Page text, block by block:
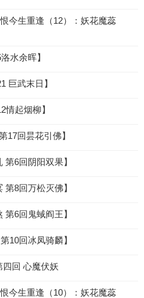
今生重逢（12）：妖花魔蕊
水余晖】
巨武末日】
情起烟柳】
17回昙花引佛】
第6回阴阳双果】
第8回万松灭佛】
第6回鬼蜮阎王】
10回冰凤骑麟】
四回 心魔伏妖
今生重逢（10）：妖花魔蕊